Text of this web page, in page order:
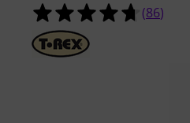
4.7 von
(86)